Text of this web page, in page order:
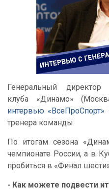
Генеральный директор
клуба «Динамо»
интервью «ВсеПроСпорт»
тренера команды.
По итогам сезона
чемпионате России, а в
пробиться в «Финал
- Как можете подвести